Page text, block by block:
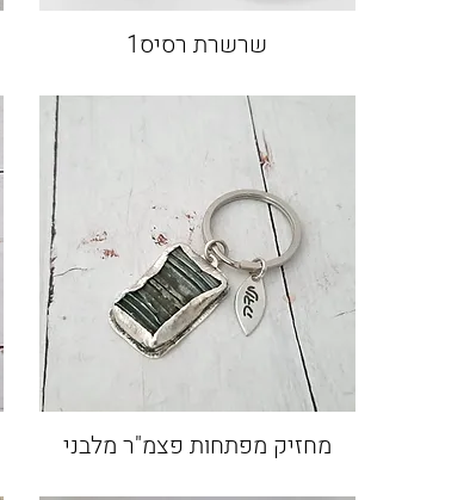
שרשרת רסיס1
מחזיק מפתחות פצמ"ר מלבני